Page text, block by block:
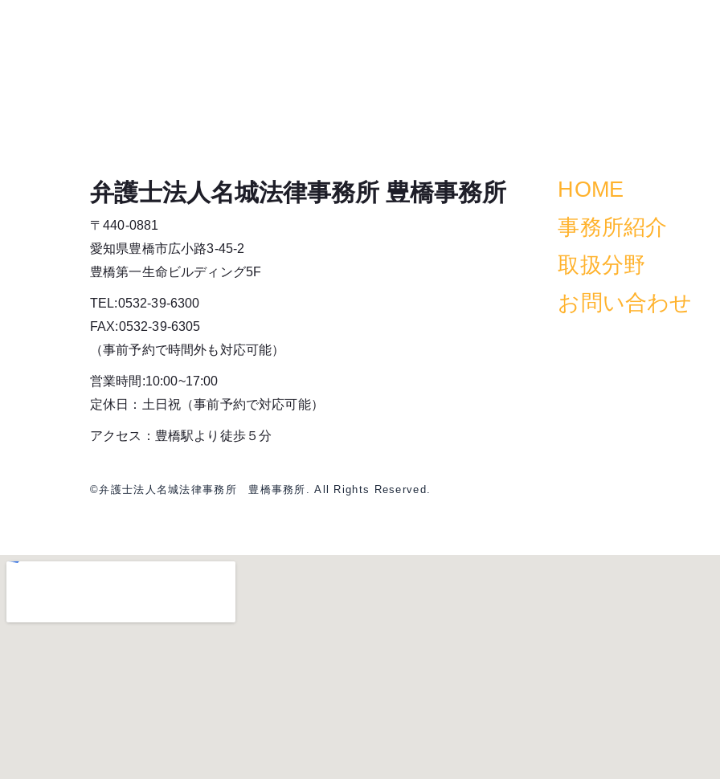
弁護士法人名城法律事務所 豊橋事務所
〒440-0881
愛知県豊橋市広小路3-45-2
豊橋第一生命ビルディング5F
TEL:0532-39-6300
FAX:0532-39-6305
（事前予約で時間外も対応可能）
営業時間:10:00~17:00
定休日：土日祝（事前予約で対応可能）
アクセス：豊橋駅より徒歩５分
©弁護士法人名城法律事務所 豊橋事務所. All Rights Reserved.
HOME
事務所紹介
取扱分野
お問い合わせ